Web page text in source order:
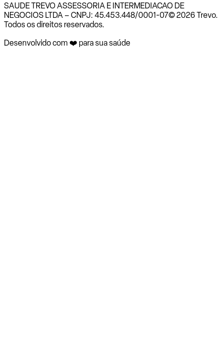
SAUDE TREVO ASSESSORIA E INTERMEDIACAO DE
NEGOCIOS LTDA – CNPJ: 45.453.448/0001-07© 2026 Trevo.
Todos os direitos reservados.
Desenvolvido com ❤️ para sua saúde